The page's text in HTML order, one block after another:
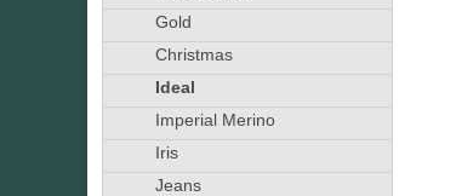
Gold
Christmas
Ideal
Imperial Merino
Iris
Jeans